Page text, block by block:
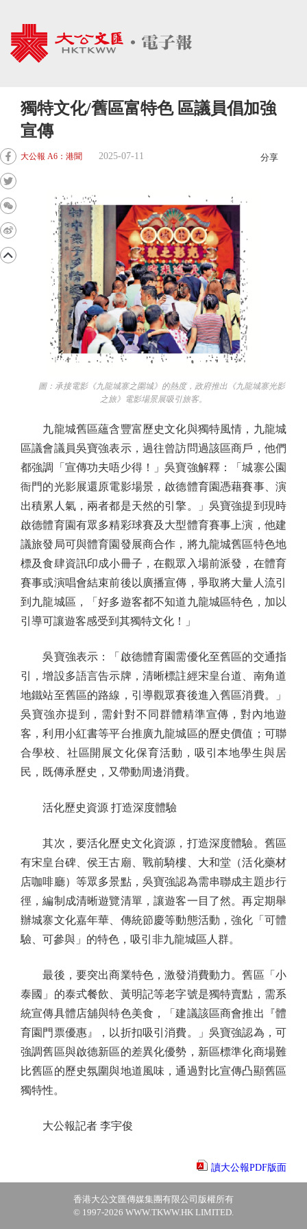
獨特文化/舊區富特色 區議員倡加強
宣傳
大公報 A6：港聞 2025-07-11 分享
圖：承接電影《九龍城寨之圍城》的熱度，政府推出《九龍城寨光影
之旅》電影場景展吸引旅客。
九龍城舊區蘊含豐富歷史文化與獨特風情，九龍城
區議會議員吳寶強表示，過往曾訪問過該區商戶，他們
都強調「宣傳功夫唔少得！」吳寶強解釋：「城寨公園
衙門的光影展還原電影場景，啟德體育園憑藉賽事、演
出積累人氣，兩者都是天然的引擎。」吳寶強提到現時
啟德體育園有眾多精彩球賽及大型體育賽事上演，他建
議旅發局可與體育園發展商合作，將九龍城舊區特色地
標及食肆資訊印成小冊子，在觀眾入場前派發，在體育
賽事或演唱會結束前後以廣播宣傳，爭取將大量人流引
到九龍城區，「好多遊客都不知道九龍城區特色，加以
引導可讓遊客感受到其獨特文化！」
吳寶強表示：「啟德體育園需優化至舊區的交通指
引，增設多語言告示牌，清晰標註經宋皇台道、南角道
地鐵站至舊區的路線，引導觀眾賽後進入舊區消費。」
吳寶強亦提到，需針對不同群體精準宣傳，對內地遊
客，利用小紅書等平台推廣九龍城區的歷史價值；可聯
合學校、社區開展文化保育活動，吸引本地學生與居
民，既傳承歷史，又帶動周邊消費。
活化歷史資源 打造深度體驗
其次，要活化歷史文化資源，打造深度體驗。舊區
有宋皇台碑、侯王古廟、戰前騎樓、大和堂（活化藥材
店咖啡廳）等眾多景點，吳寶強認為需串聯成主題步行
徑，編制成清晰遊覽清單，讓遊客一目了然。再定期舉
辦城寨文化嘉年華、傳統節慶等動態活動，強化「可體
驗、可參與」的特色，吸引非九龍城區人群。
最後，要突出商業特色，激發消費動力。舊區「小
泰國」的泰式餐飲、黃明記等老字號是獨特賣點，需系
統宣傳具體店舖與特色美食，「建議該區商會推出『體
育園門票優惠』，以折扣吸引消費。」吳寶強認為，可
強調舊區與啟德新區的差異化優勢，新區標準化商場難
比舊區的歷史氛圍與地道風味，通過對比宣傳凸顯舊區
獨特性。
大公報記者 李宇俊
讀大公報PDF版面
香港大公文匯傳媒集團有限公司版權所有
© 1997-2026 WWW.TKWW.HK LIMITED.